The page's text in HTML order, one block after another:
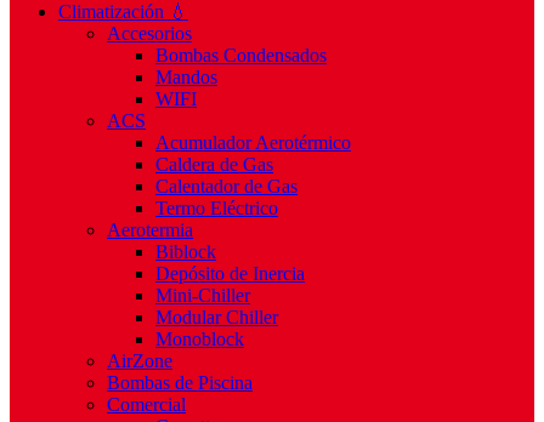
Climatización 💧
Accesorios
Bombas Condensados
Mandos
WIFI
ACS
Acumulador Aerotérmico
Caldera de Gas
Calentador de Gas
Termo Eléctrico
Aerotermia
Biblock
Depósito de Inercia
Mini-Chiller
Modular Chiller
Monoblock
AirZone
Bombas de Piscina
Comercial